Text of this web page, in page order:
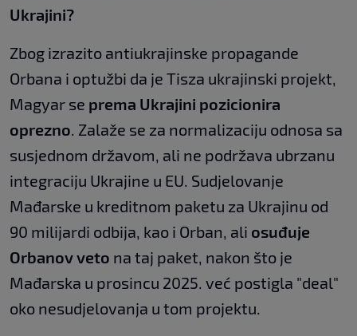
Ukrajini?
Zbog izrazito antiukrajinske propagande
Orbana i optužbi da je Tisza ukrajinski projekt,
Magyar se prema Ukrajini pozicionira
oprezno. Zalaže se za normalizaciju odnosa sa
susjednom državom, ali ne podržava ubrzanu
integraciju Ukrajine u EU. Sudjelovanje
Mađarske u kreditnom paketu za Ukrajinu od
90 milijardi odbija, kao i Orban, ali osuđuje
Orbanov veto na taj paket, nakon što je
Mađarska u prosincu 2025. već postigla "deal"
oko nesudjelovanja u tom projektu.